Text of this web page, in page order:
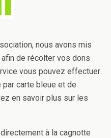
nous avons mis
de récolter vos dons
vous pouvez effectuer
carte bleue et de
en savoir plus sur les
à la cagnotte